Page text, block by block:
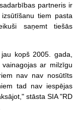
partneris ir
tiem pasta
saņemt tiešās
kopš 2005. gada,
ar milzīgu
nav nav nosūtīts
tad nav iespējas
stāsta SIA "RD